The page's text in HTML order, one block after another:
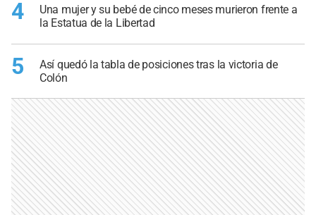
4
Una mujer y su bebé de cinco meses murieron frente a
la Estatua de la Libertad
5
Así quedó la tabla de posiciones tras la victoria de
Colón